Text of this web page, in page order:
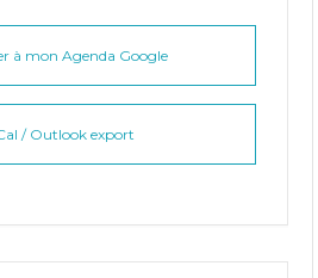
à mon Agenda Google
/ Outlook export